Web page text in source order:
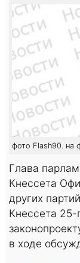
фото Flash90. на
Глава
Кнессета
других
Кнессета 25-
в ходе